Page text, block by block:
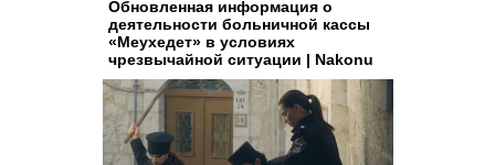
Обновленная информация о
деятельности больничной кассы
«Меухедет» в условиях
чрезвычайной ситуации | Nakonu